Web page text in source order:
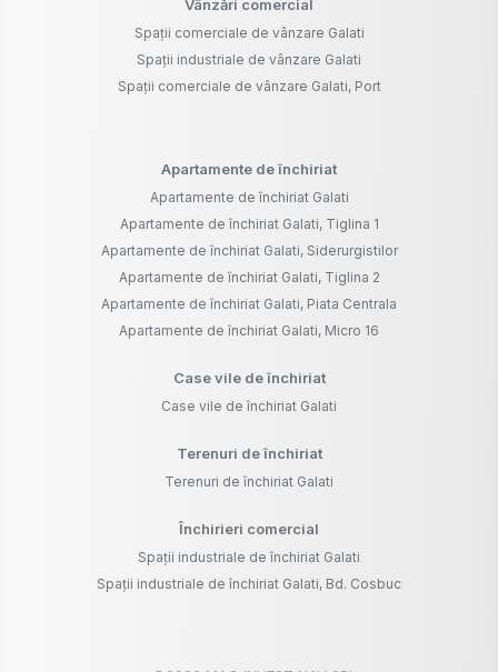
Vânzări comercial
Spații comerciale de vânzare Galati
Spații industriale de vânzare Galati
Spații comerciale de vânzare Galati, Port
Apartamente de închiriat
Apartamente de închiriat Galati
Apartamente de închiriat Galati, Tiglina 1
Apartamente de închiriat Galati, Siderurgistilor
Apartamente de închiriat Galati, Tiglina 2
Apartamente de închiriat Galati, Piata Centrala
Apartamente de închiriat Galati, Micro 16
Case vile de închiriat
Case vile de închiriat Galati
Terenuri de închiriat
Terenuri de închiriat Galati
Închirieri comercial
Spații industriale de închiriat Galati
Spații industriale de închiriat Galati, Bd. Cosbuc